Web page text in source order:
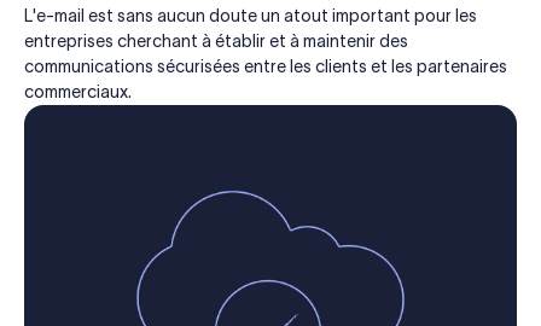
L'e-mail est sans aucun doute un atout important pour les
entreprises cherchant à établir et à maintenir des
communications sécurisées entre les clients et les partenaires
commerciaux.